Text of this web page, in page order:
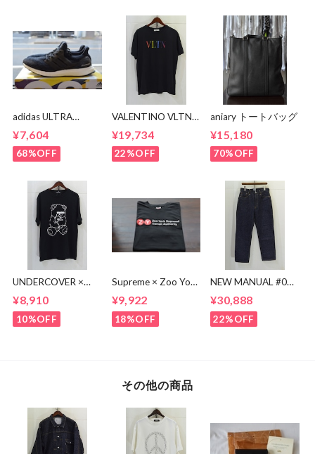
adidas ULTRA
¥7,604
68%OFF
VALENTINO VLTN
¥19,734
22%OFF
aniary トートバッグ
¥15,180
70%OFF
UNDERCOVER ×
KAWAMURA BEAR
TEE
¥8,910
10%OFF
Supreme × Zoo York
¥9,922
18%OFF
NEW MANUAL #017
JEANS / OW
¥30,888
22%OFF
その他の商品